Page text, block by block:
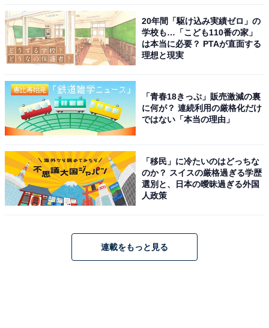
20年間「駆け込み実績ゼロ」の
学校も…「こども110番の家」
は本当に必要？ PTAが直面する
理想と現実
「青春18きっぷ」販売激減の裏
に何が？ 連続利用の厳格化だけ
ではない「本当の理由」
「移民」に冷たいのはどっちな
のか？ スイスの厳格過ぎる学歴
選別と、日本の曖昧過ぎる外国
人政策
連載をもっと見る